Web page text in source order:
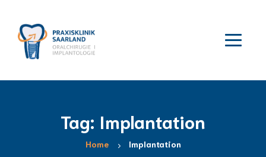
Tag: Implantation
Home Implantation